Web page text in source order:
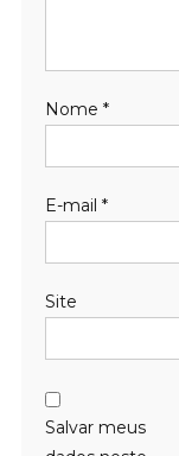
Nome *
E-mail *
Site
Salvar meus